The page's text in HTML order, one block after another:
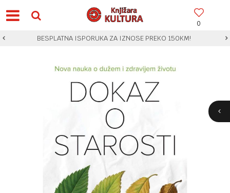
0
BESPLATNA ISPORUKA ZA IZNOSE PREKO 150KM!